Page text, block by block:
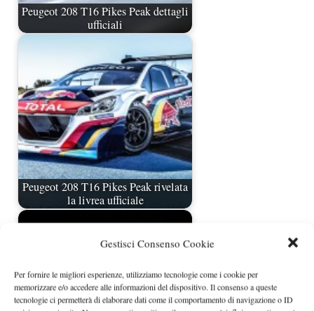
Gestisci Consenso Cookie
Per fornire le migliori esperienze, utilizziamo tecnologie come i cookie per
memorizzare e/o accedere alle informazioni del dispositivo. Il consenso a queste
tecnologie ci permetterà di elaborare dati come il comportamento di navigazione o ID
Peugeot 208 T16 Pikes Peak dettagli
ufficiali
Peugeot 208 T16 Pikes Peak rivelata
la livrea ufficiale